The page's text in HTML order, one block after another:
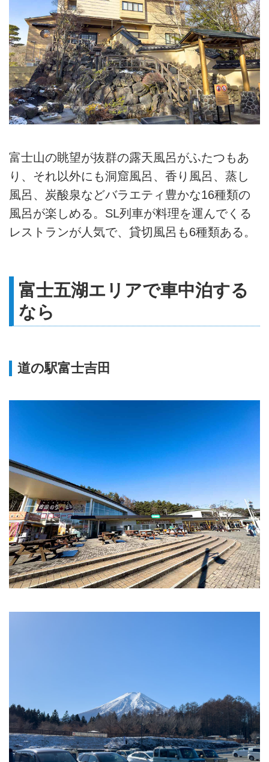
富士山の眺望が抜群の露天風呂がふたつもあ
り、それ以外にも洞窟風呂、香り風呂、蒸し
風呂、炭酸泉などバラエティ豊かな16種類の
風呂が楽しめる。SL列車が料理を運んでくる
レストランが人気で、貸切風呂も6種類ある。
富士五湖エリアで車中泊する
なら
道の駅富士吉田